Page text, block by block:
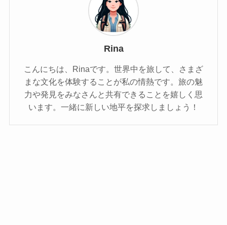
Rina
こんにちは、Rinaです。世界中を旅して、さまざ
まな文化を体験することが私の情熱です。旅の魅
力や発見をみなさんと共有できることを嬉しく思
います。一緒に新しい地平を探求しましょう！